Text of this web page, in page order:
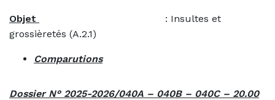
Objet
: Insultes et
grossièretés (A.2.1)
Comparutions
Dossier N° 2025-2026/040A – 040B – 040C – 20.00